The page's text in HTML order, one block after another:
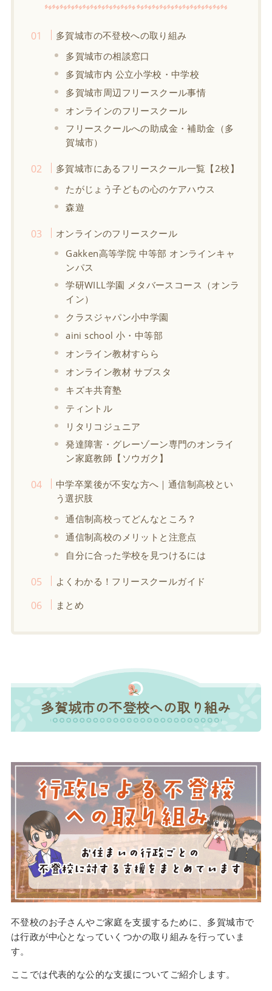
多賀城市の不登校への取り組み
多賀城市の相談窓口
多賀城市内 公立小学校・中学校
多賀城市周辺フリースクール事情
オンラインのフリースクール
フリースクールへの助成金・補助金（多
賀城市）
多賀城市にあるフリースクール一覧【2校】
たがじょう子どもの心のケアハウス
森遊
オンラインのフリースクール
Gakken高等学院 中等部 オンラインキャ
ンパス
学研WILL学園 メタバースコース（オンラ
イン）
クラスジャパン小中学園
aini school 小・中等部
オンライン教材すらら
オンライン教材 サブスタ
キズキ共育塾
ティントル
リタリコジュニア
発達障害・グレーゾーン専門のオンライ
ン家庭教師【ソウガク】
中学卒業後が不安な方へ｜通信制高校とい
う選択肢
通信制高校ってどんなところ？
通信制高校のメリットと注意点
自分に合った学校を見つけるには
よくわかる！フリースクールガイド
まとめ
多賀城市の不登校への取り組み
不登校のお子さんやご家庭を支援するために、多賀城市で
は行政が中心となっていくつかの取り組みを行っていま
す。
ここでは代表的な公的な支援についてご紹介します。